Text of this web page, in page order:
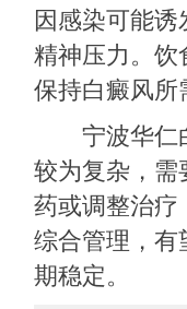
因感染可能
精神压力。饮
保持白癜风所
宁波华仁
较为复杂，需
药或调整治疗
综合管理，有
期稳定。